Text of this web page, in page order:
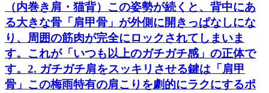
（内巻き肩・猫背）この姿勢が続くと、背中にあ
る大きな骨「肩甲骨」が外側に開きっぱなしにな
り、周囲の筋肉が完全にロックされてしまいま
す。これが「いつも以上のガチガチ感」の正体で
す。2. ガチガチ肩をスッキリさせる鍵は「肩甲
骨」この梅雨特有の肩こりを劇的にラクにするポ